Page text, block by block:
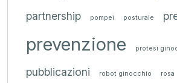
partnership
pompei posturale
prevenzione protesi
pubblicazioni robot ginocchio rosa